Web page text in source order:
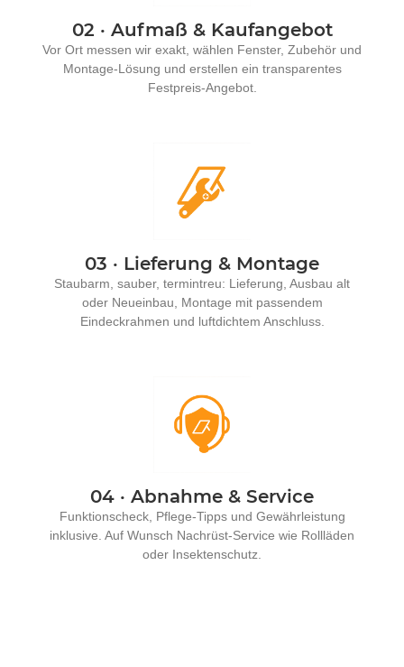
02 · Aufmaß & Kaufangebot
Vor Ort messen wir exakt, wählen Fenster, Zubehör und
Montage-Lösung und erstellen ein transparentes
Festpreis-Angebot.
03 · Lieferung & Montage
Staubarm, sauber, termintreu: Lieferung, Ausbau alt
oder Neueinbau, Montage mit passendem
Eindeckrahmen und luftdichtem Anschluss.
04 · Abnahme & Service
Funktionscheck, Pflege-Tipps und Gewährleistung
inklusive. Auf Wunsch Nachrüst-Service wie Rollläden
oder Insektenschutz.